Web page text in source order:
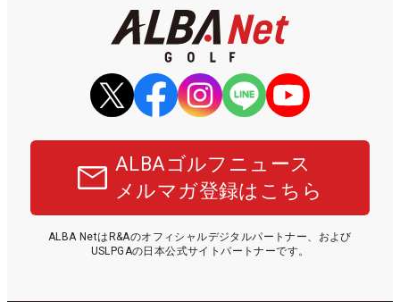
ALBAゴルフニュース
メルマガ登録はこちら
ALBA NetはR&Aのオフィシャルデジタルパートナー、および
USLPGAの日本公式サイトパートナーです。